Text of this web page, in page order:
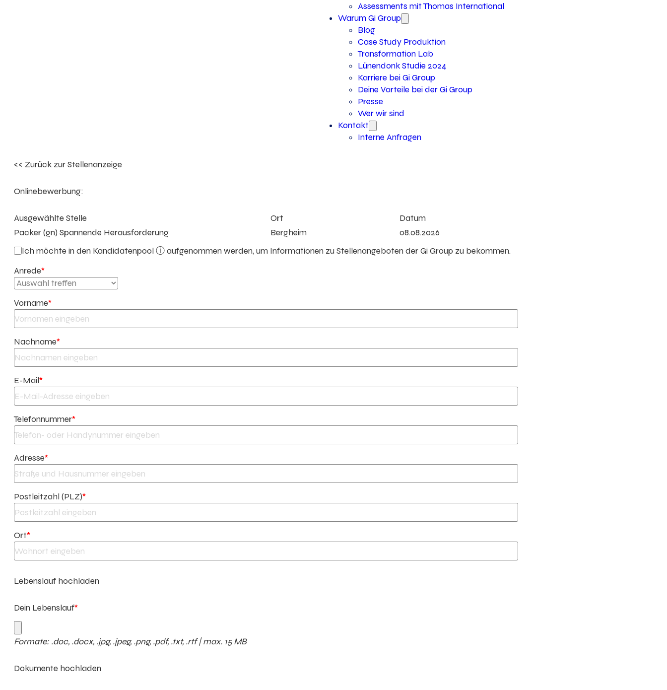
Assessments mit Thomas International
Warum Gi Group
Blog
Case Study Produktion
Transformation Lab
Lünendonk Studie 2024
Karriere bei Gi Group
Deine Vorteile bei der Gi Group
Presse
Wer wir sind
Kontakt
Interne Anfragen
<< Zurück zur Stellenanzeige
Onlinebewerbung:
Ausgewählte Stelle
Packer (gn) Spannende Herausforderung
Ort
Bergheim
Datum
08.08.2026
Ich möchte in den Kandidatenpool ⓘaufgenommen werden, um Informationen zu Stellenangeboten der Gi Group zu bekommen.
Anrede*
Vorname*
Nachname*
E-Mail*
Telefonnummer*
Adresse*
Postleitzahl (PLZ)*
Ort*
Lebenslauf hochladen
Dein Lebenslauf*
Formate: .doc, .docx, .jpg, .jpeg, .png, .pdf, .txt, .rtf | max. 15 MB
Dokumente hochladen